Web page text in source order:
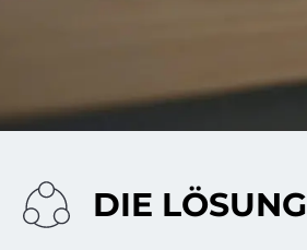
DIE LÖSUNG